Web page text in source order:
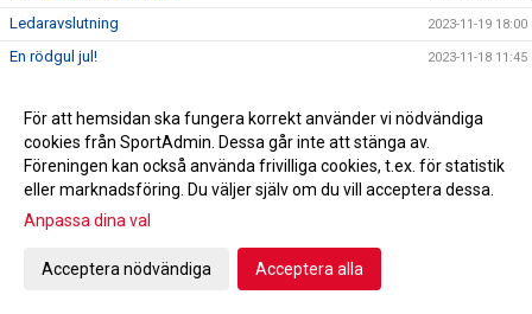
Ledaravslutning 2023-11-19 18:00
En rödgul jul! 2023-11-18 11:45
Dragning Andelslotteriet 2023-11-15 13:30
TFF-TV träffar: Emilia Åberg & Tuva Swanberg, Tyresö FF
F14
2023-11-14 11:12
Tyresö Centrum ny Huvudpartner!
För att hemsidan ska fungera korrekt använder vi nödvändiga
cookies från SportAdmin. Dessa går inte att stänga av.
Föreningen kan också använda frivilliga cookies, t.ex. för statistik
eller marknadsföring. Du väljer själv om du vill acceptera dessa.
Anpassa dina val
Acceptera nödvändiga Acceptera alla